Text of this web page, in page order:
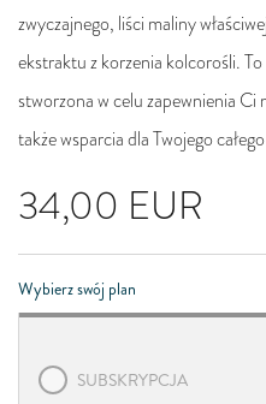
34,00 EUR
zwyczajnego, liści maliny
ekstraktu z korzenia kolcorośli.
stworzona w celu zapewnienia Ci
także wsparcia dla Twojego
Wybierz swój plan
SUBSKRYPCJA